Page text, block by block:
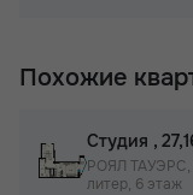
Похожие
Студия ,
РОЯЛ ТАУЭРС,
литер, 6 этаж